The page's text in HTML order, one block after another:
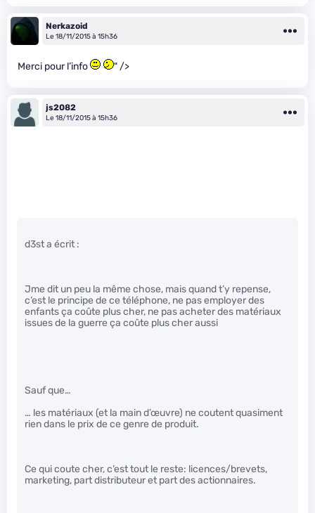
Nerkazoid
Le 18/11/2015 à 15h36
Merci pour l’info " />
js2082
Le 18/11/2015 à 15h36
d3st a écrit :
Jme dit un peu la même chose, mais quand t’y repense,
c’est le principe de ce téléphone, ne pas employer des
enfants ça coûte plus cher, ne pas acheter des matériaux
issues de la guerre ça coûte plus cher aussi
Sauf que…
… les matériaux (et la main d’œuvre) ne coutent quasiment
rien dans le prix de ce genre de produit.
Ce qui coute cher, c’est tout le reste: licences/brevets,
marketing, part distributeur et part des actionnaires.